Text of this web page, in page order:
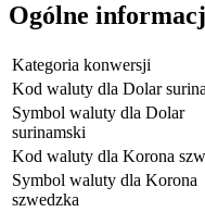
Ogólne
Kategoria konwersji
Kod waluty dla Dolar
Symbol waluty dla Dolar
surinamski
Kod waluty dla Korona
Symbol waluty dla Korona
szwedzka